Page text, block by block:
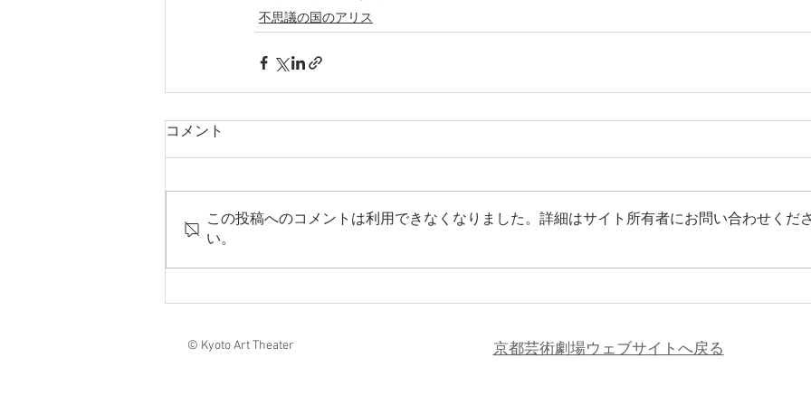
不思議の国のアリス
コメント
この投稿へのコメントは利用できなくなりました。詳細はサイト所有者にお問い合わせくだ
い。
© Kyoto Art Theater ​京都芸術劇場ウェブサイトへ戻る